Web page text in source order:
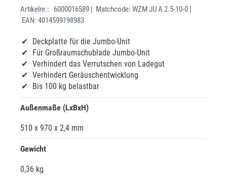
Artikelnr.:
6000016589 | Matchcode: WZM JU A 2.5-10-0 |
EAN: 4014599198983
Deckplatte für die Jumbo-Unit
Für Großraumschublade Jumbo-Unit
Verhindert das Verrutschen von Ladegut
Verhindert Geräuschentwicklung
Bis 100 kg belastbar
Außenmaße (LxBxH)
510 x 970 x 2,4 mm
Gewicht
0,36 kg